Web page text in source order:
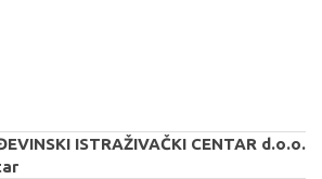
ISTRAŽIVAČKI CENTAR d.o.o.